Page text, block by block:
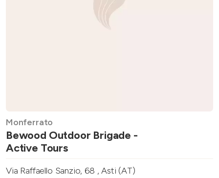
Monferrato
Bewood Outdoor Brigade -
Active Tours
Via Raffaello Sanzio, 68 , Asti (AT)